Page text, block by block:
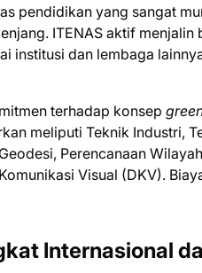
pendidikan yang sangat
ITENAS aktif
institusi dan lembaga
terhadap konsep
meliputi Teknik Industri,
Perencanaan
Visual (DKV).
Internasional